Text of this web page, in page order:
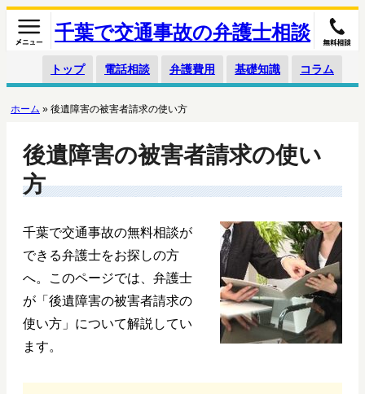
千葉で交通事故の弁護士相談
トップ 電話相談 弁護費用 基礎知識 コラム
ホーム » 後遺障害の被害者請求の使い方
後遺障害の被害者請求の使い
方
千葉で交通事故の無料相談が
できる弁護士をお探しの方
へ。このページでは、弁護士
が「後遺障害の被害者請求の
使い方」について解説してい
ます。